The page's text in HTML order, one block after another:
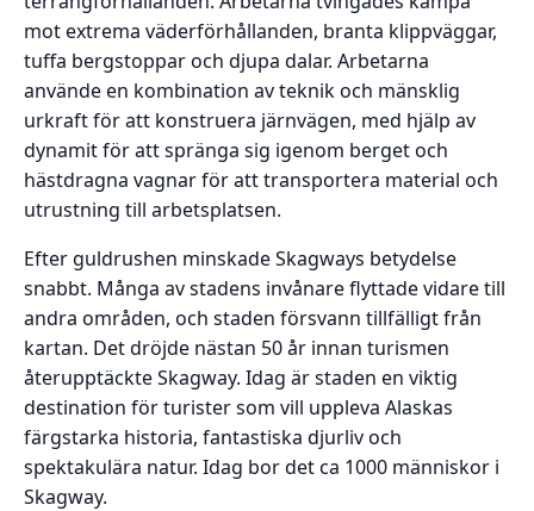
mot extrema väderförhållanden, branta klippväggar,
tuffa bergstoppar och djupa dalar. Arbetarna
använde en kombination av teknik och mänsklig
urkraft för att konstruera järnvägen, med hjälp av
dynamit för att spränga sig igenom berget och
hästdragna vagnar för att transportera material och
utrustning till arbetsplatsen.
Efter guldrushen minskade Skagways betydelse
snabbt. Många av stadens invånare flyttade vidare till
andra områden, och staden försvann tillfälligt från
kartan. Det dröjde nästan 50 år innan turismen
återupptäckte Skagway. Idag är staden en viktig
destination för turister som vill uppleva Alaskas
färgstarka historia, fantastiska djurliv och
spektakulära natur. Idag bor det ca 1000 människor i
Skagway.